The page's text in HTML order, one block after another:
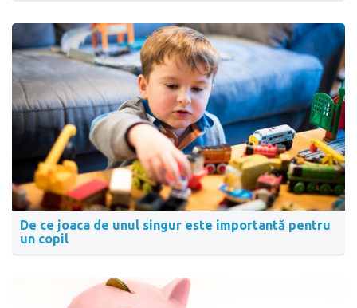
De ce joaca de unul singur este importantă pentru
un copil